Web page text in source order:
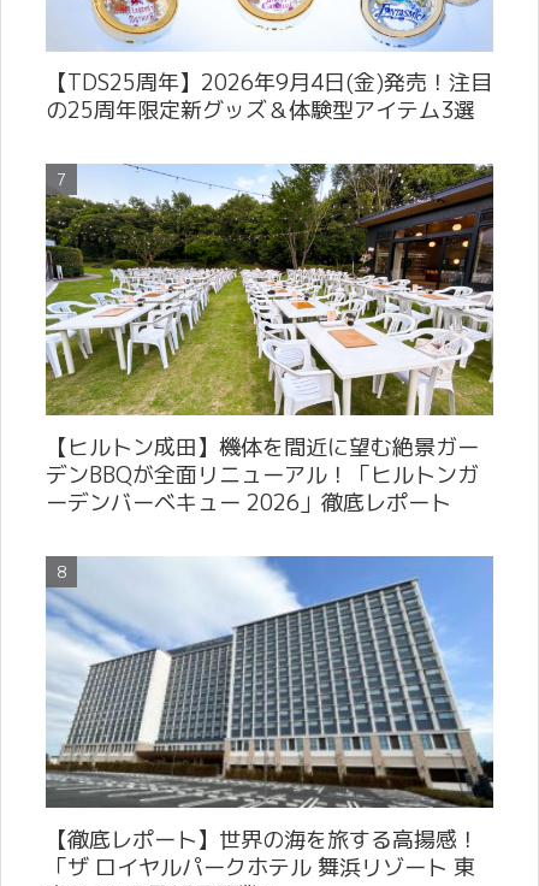
【TDS25周年】2026年9月4日(金)発売！注目
の25周年限定新グッズ＆体験型アイテム3選
【ヒルトン成田】機体を間近に望む絶景ガー
デンBBQが全面リニューアル！「ヒルトンガ
ーデンバーベキュー 2026」徹底レポート
【徹底レポート】世界の海を旅する高揚感！
「ザ ロイヤルパークホテル 舞浜リゾート 東